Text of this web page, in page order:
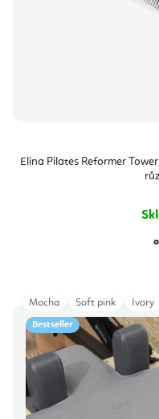
Elina Pilates Reformer
Bestseller
Mocha Soft pink Ivory